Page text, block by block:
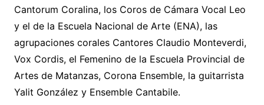
Cantorum Coralina, los Coros de Cámara Vocal Leo
y el de la Escuela Nacional de Arte (ENA), las
agrupaciones corales Cantores Claudio Monteverdi,
Vox Cordis, el Femenino de la Escuela Provincial de
Artes de Matanzas, Corona Ensemble, la guitarrista
Yalit González y Ensemble Cantabile.